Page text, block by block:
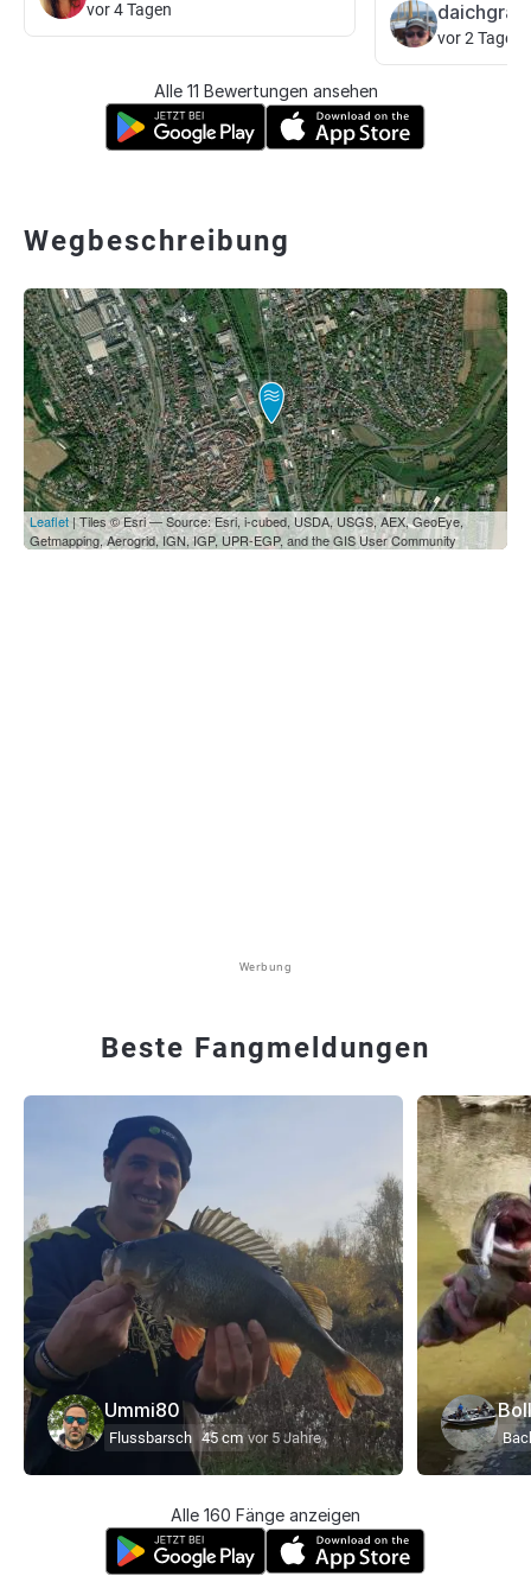
vor 4 Tagen daichgraf
vor 2 Tagen
Alle 11 Bewertungen ansehen
Wegbeschreibung
Leaflet | Tiles © Esri — Source: Esri, i-cubed, USDA, USGS, AEX, GeoEye,
Getmapping, Aerogrid, IGN, IGP, UPR-EGP, and the GIS User Community
Werbung
Beste Fangmeldungen
Ummi80
Flussbarsch 45 cm vor 5 Jahre
Alle 160 Fänge anzeigen